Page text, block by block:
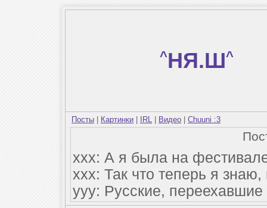
^НЯ.Ш^
Посты Картинки IRL Видео Chuuni :3
xxx: А я была на
xxx: Так что теперь я
yyy: Русские,